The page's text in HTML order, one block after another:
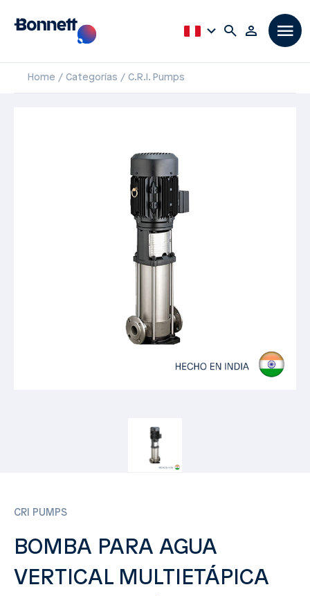
Home Categorías C.R.I. Pumps
CRI PUMPS
BOMBA PARA AGUA
VERTICAL MULTIETÁPICA